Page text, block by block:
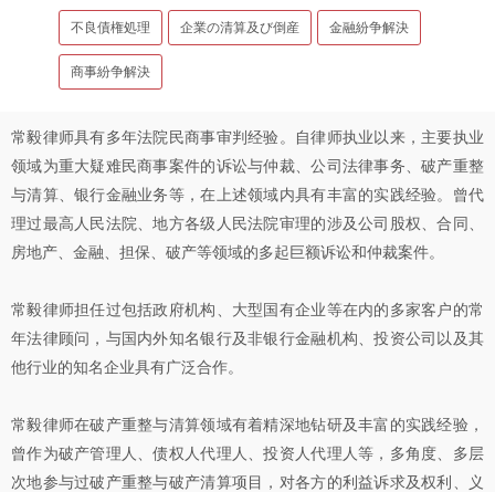
不良債権処理 企業の清算及び倒産 金融紛争解決
商事紛争解決
常毅律师具有多年法院民商事审判经验。自律师执业以来，主要执业
领域为重大疑难民商事案件的诉讼与仲裁、公司法律事务、破产重整
与清算、银行金融业务等，在上述领域内具有丰富的实践经验。曾代
理过最高人民法院、地方各级人民法院审理的涉及公司股权、合同、
房地产、金融、担保、破产等领域的多起巨额诉讼和仲裁案件。
常毅律师担任过包括政府机构、大型国有企业等在内的多家客户的常
年法律顾问，与国内外知名银行及非银行金融机构、投资公司以及其
他行业的知名企业具有广泛合作。
常毅律师在破产重整与清算领域有着精深地钻研及丰富的实践经验，
曾作为破产管理人、债权人代理人、投资人代理人等，多角度、多层
次地参与过破产重整与破产清算项目，对各方的利益诉求及权利、义